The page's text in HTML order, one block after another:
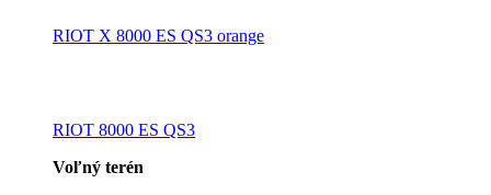
RIOT X 8000 ES QS3 orange
RIOT 8000 ES QS3
Voľný terén